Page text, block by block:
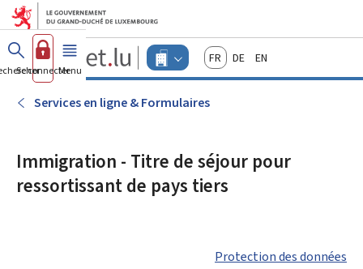
Aller au menu principal
Aller au contenu
Guichet.lu
Changer
d'espace
Menu
FrançaisDeutschEnglish
Se connecterMenu principal
Services en ligne & Formulaires
Immigration - Titre de séjour pour
ressortissant de pays tiers
Protection des données